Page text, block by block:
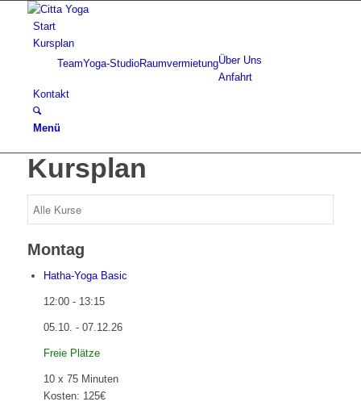
Start
Kursplan
Über Uns
TeamYoga-StudioRaumvermietung
Anfahrt
Kontakt
Menü
Kursplan
Montag
Hatha-Yoga Basic
12:00 - 13:15
05.10. - 07.12.26
Freie Plätze
10 x 75 Minuten
Kosten: 125€